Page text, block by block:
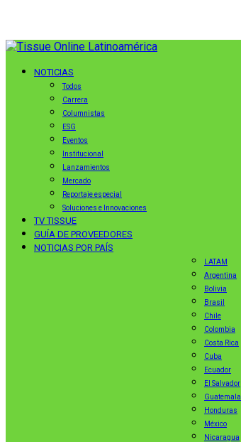
NOTICIAS
Todos
Carrera
Columnistas
ESG
Eventos
Institucional
Lanzamientos
Mercado
Reportaje especial
Soluciones e Innovaciones
TV TISSUE
GUÍA DE PROVEEDORES
NOTICIAS POR PAÍS
LATAM
Argentina
Bolivia
Brasil
Chile
Colombia
Costa Rica
Cuba
Ecuador
El Salvador
Guatemala
Honduras
México
Nicaragua